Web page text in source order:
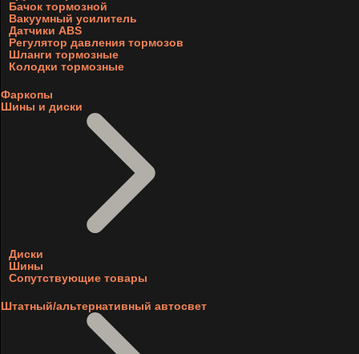
Бачок тормозной
Вакуумный усилитель
Датчики ABS
Регулятор давления тормозов
Шланги тормозные
Колодки тормозные
Фаркопы
Шины и диски
Диски
Шины
Сопутствующие товары
Штатный/альтернативный автосвет